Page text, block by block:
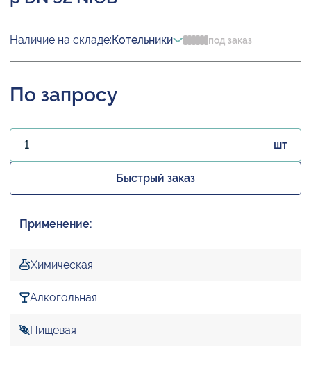
Наличие на складе:Котельники под заказ
По запросу
шт
Быстрый заказ
Применение:
Химическая
Алкогольная
Пищевая